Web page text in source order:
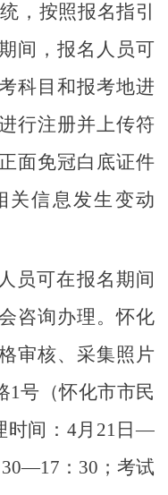
，按照报名指引
间，报名人员可
科目和报考地进
行注册并上传符
面免冠白底证件
关信息发生变动
员可在报名期间
咨询办理。怀化
审核、采集照片
1号（怀化市市民
时间 ： 4月21日—
：30； 考试